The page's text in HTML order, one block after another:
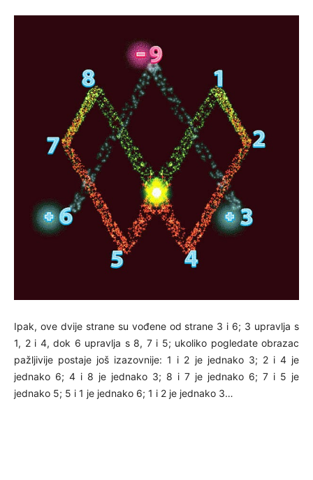
Ipak, ove dvije strane su vođene od strane 3 i 6; 3 upravlja s
1, 2 i 4, dok 6 upravlja s 8, 7 i 5; ukoliko pogledate obrazac
pažljivije postaje još izazovnije: 1 i 2 je jednako 3; 2 i 4 je
jednako 6; 4 i 8 je jednako 3; 8 i 7 je jednako 6; 7 i 5 je
jednako 5; 5 i 1 je jednako 6; 1 i 2 je jednako 3…